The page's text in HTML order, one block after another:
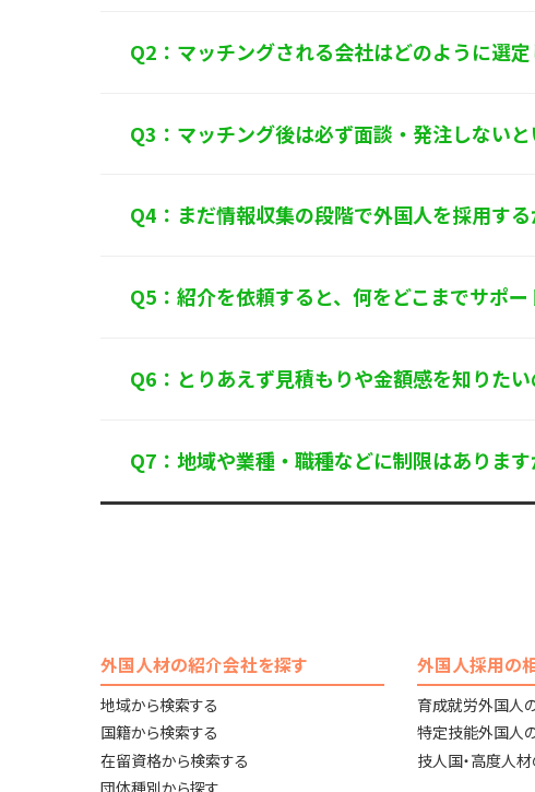
Q2：マッチングされる会社はどのように選
Q3：マッチング後は必ず面談・発注しない
Q4：まだ情報収集の段階で外国人を採用す
Q5：紹介を依頼すると、何をどこまでサポー
Q6：とりあえず見積もりや金額感を知りた
Q7：地域や業種・職種などに制限はあります
外国人材の紹介会社を探す
地域から検索する
国籍から検索する
在留資格から検索する
団体種別から探す
外国人採用の
育成就労外国人
特定技能外国人
技人国・高度人